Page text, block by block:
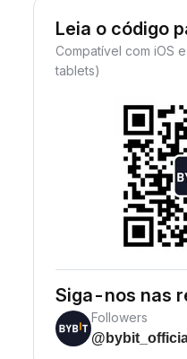
Leia o código
Compatível com iOS
tablets)
Siga-nos nas
Followers